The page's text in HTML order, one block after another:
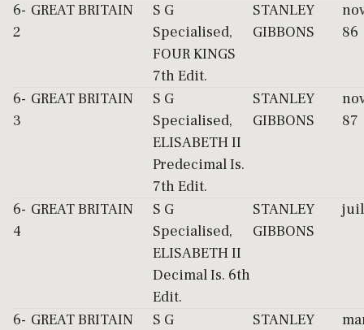
6-
2
GREAT BRITAIN
S G
Specialised,
FOUR KINGS
7th Edit.
STANLEY
GIBBONS
86
6-
3
GREAT BRITAIN
S G
Specialised,
ELISABETH II
Predecimal Is.
7th Edit.
STANLEY
GIBBONS
87
6-
4
GREAT BRITAIN
S G
Specialised,
ELISABETH II
Decimal Is. 6th
Edit.
STANLEY
GIBBONS
6- GREAT BRITAIN
S G
STANLEY